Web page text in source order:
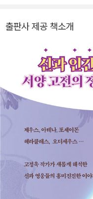
몸이 불편한 장애인으로 어
도 많았지만, 따뜻한 말 한
게 되었다. 그래서 어린이
살아가길 바라는 마음으로
학의 노벨상’이라 불리는
과 따뜻한 마음을 세계적으로 인정받았다. 블
kingkkojang 유튜브 : 고정
출판사 제공 책소개